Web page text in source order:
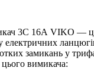
3C 16А VIKO —
електричних
замикань у
вимикача: